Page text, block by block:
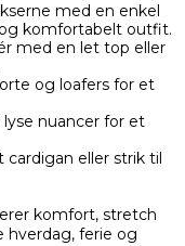
med en enkel
komfortabelt outfit.
med en let top eller
og loafers for et
nuancer for et
eller strik til
komfort, stretch
hverdag, ferie og